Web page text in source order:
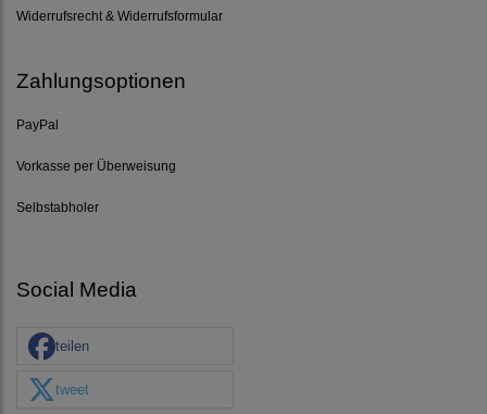
Widerrufsrecht & Widerrufsformular
Zahlungsoptionen
PayPal
Vorkasse per Überweisung
Selbstabholer
Social Media
teilen
tweet